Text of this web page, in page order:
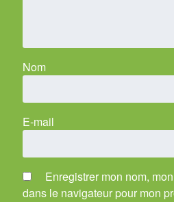
Nom
E-mail
Enregistrer mon nom,
dans le navigateur pour mon